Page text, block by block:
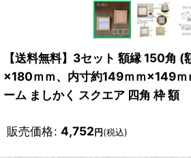
【送料無料】3セット 額縁 150角 (
×180ｍｍ、内寸約149ｍｍ×149ｍ
ーム ましかく スクエア 四角 枠 額
販売価格: 4,752円(税込)